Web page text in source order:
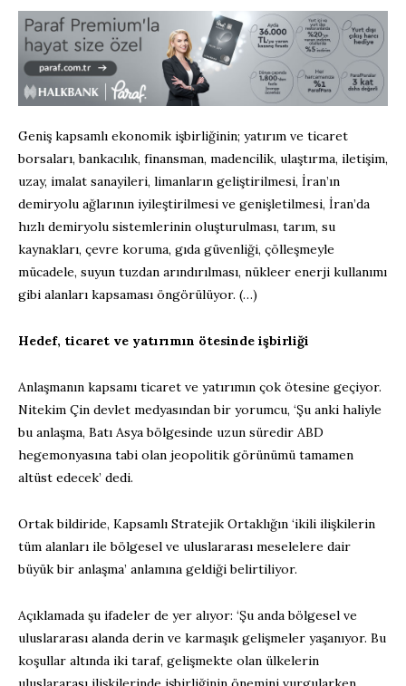
Geniş kapsamlı ekonomik işbirliğinin; yatırım ve ticaret
borsaları, bankacılık, finansman, madencilik, ulaştırma, iletişim,
uzay, imalat sanayileri, limanların geliştirilmesi, İran’ın
demiryolu ağlarının iyileştirilmesi ve genişletilmesi, İran’da
hızlı demiryolu sistemlerinin oluşturulması, tarım, su
kaynakları, çevre koruma, gıda güvenliği, çölleşmeyle
mücadele, suyun tuzdan arındırılması, nükleer enerji kullanımı
gibi alanları kapsaması öngörülüyor. (…)
Hedef, ticaret ve yatırımın ötesinde işbirliği
Anlaşmanın kapsamı ticaret ve yatırımın çok ötesine geçiyor.
Nitekim Çin devlet medyasından bir yorumcu, ‘Şu anki haliyle
bu anlaşma, Batı Asya bölgesinde uzun süredir ABD
hegemonyasına tabi olan jeopolitik görünümü tamamen
altüst edecek’ dedi.
Ortak bildiride, Kapsamlı Stratejik Ortaklığın ‘ikili ilişkilerin
tüm alanları ile bölgesel ve uluslararası meselelere dair
büyük bir anlaşma’ anlamına geldiği belirtiliyor.
Açıklamada şu ifadeler de yer alıyor: ‘Şu anda bölgesel ve
uluslararası alanda derin ve karmaşık gelişmeler yaşanıyor. Bu
koşullar altında iki taraf, gelişmekte olan ülkelerin